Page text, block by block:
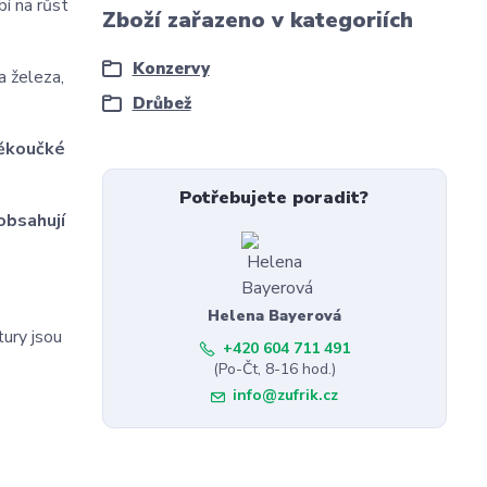
na růst
železa,
jsou
Zboží zařazeno v kategoriích
Konzervy
Drůbež
Potřebujete poradit?
Helena Bayerová
+420 604 711 491
(Po-Čt, 8-16 hod.)
info@zufrik.cz